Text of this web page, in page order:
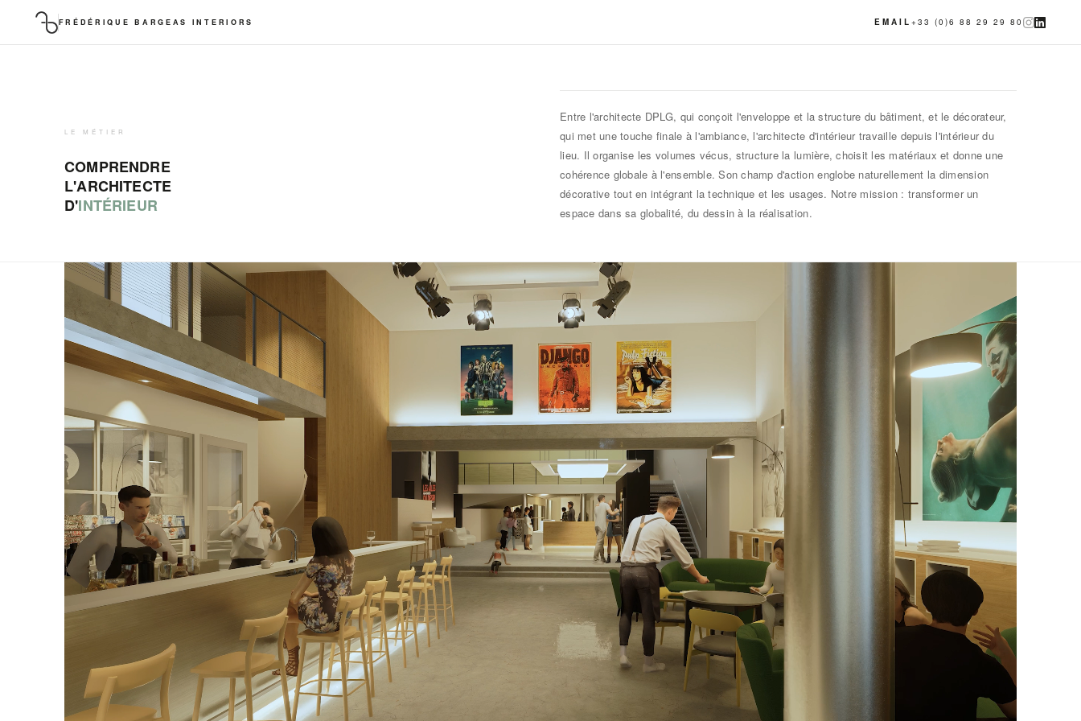
FRÉDÉRIQUE BARGEAS INTERIORS EMAIL +33 (0)6 88 29 29 80
LE MÉTIER
COMPRENDRE
L'ARCHITECTE
D'INTÉRIEUR
Entre l'architecte DPLG, qui conçoit l'enveloppe et la structure du bâtiment, et le décorateur,
qui met une touche finale à l'ambiance, l'architecte d'intérieur travaille depuis l'intérieur du
lieu. Il organise les volumes vécus, structure la lumière, choisit les matériaux et donne une
cohérence globale à l'ensemble. Son champ d'action englobe naturellement la dimension
décorative tout en intégrant la technique et les usages. Notre mission : transformer un
espace dans sa globalité, du dessin à la réalisation.